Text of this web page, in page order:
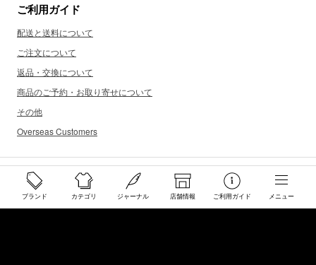
ブランド カテゴリ ジャーナル 店舗情報 ご利用ガイド メニュー
ご利用ガイド
配送と送料について
ご注文について
返品・交換について
商品のご予約・お取り寄せについて
その他
Overseas Customers
お問い合わせ